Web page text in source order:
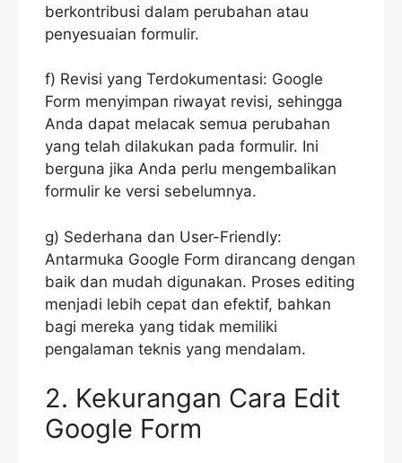
berkontribusi dalam perubahan atau
penyesuaian formulir.
f) Revisi yang Terdokumentasi: Google
Form menyimpan riwayat revisi, sehingga
Anda dapat melacak semua perubahan
yang telah dilakukan pada formulir. Ini
berguna jika Anda perlu mengembalikan
formulir ke versi sebelumnya.
g) Sederhana dan User-Friendly:
Antarmuka Google Form dirancang dengan
baik dan mudah digunakan. Proses editing
menjadi lebih cepat dan efektif, bahkan
bagi mereka yang tidak memiliki
pengalaman teknis yang mendalam.
2. Kekurangan Cara Edit
Google Form